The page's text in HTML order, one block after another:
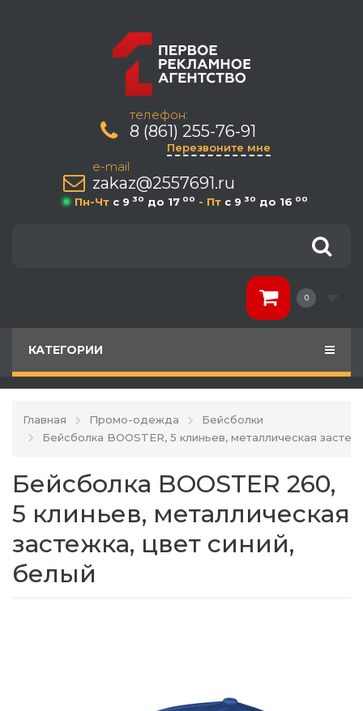
телефон:
8 (861) 255-76-91
Перезвоните мне
e-mail
zakaz@2557691.ru
Пн-Чт c 9 30 до 17 00 - Пт c 9 30 до 16 00
0
КАТЕГОРИИ
Главная Промо-одежда
Бейсболки
Бейсболка BOOSTER, 5 клиньев, металлическая
Бейсболка BOOSTER 260,
5 клиньев, металлическая
застежка, цвет синий,
белый